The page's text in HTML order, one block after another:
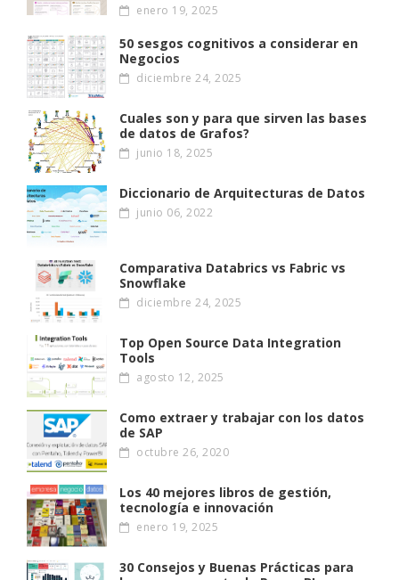
enero 19, 2025
50 sesgos cognitivos a considerar en
Negocios
diciembre 24, 2025
Cuales son y para que sirven las bases
de datos de Grafos?
junio 18, 2025
Diccionario de Arquitecturas de Datos
junio 06, 2022
Comparativa Databrics vs Fabric vs
Snowflake
diciembre 24, 2025
Top Open Source Data Integration
Tools
agosto 12, 2025
Como extraer y trabajar con los datos
de SAP
octubre 26, 2020
Los 40 mejores libros de gestión,
tecnología e innovación
enero 19, 2025
30 Consejos y Buenas Prácticas para